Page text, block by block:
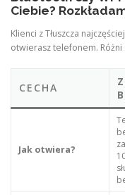
Ciebie?
Klienci z Tłuszcza
otwierasz telefonem. Różni
CECHA
Jak otwiera?